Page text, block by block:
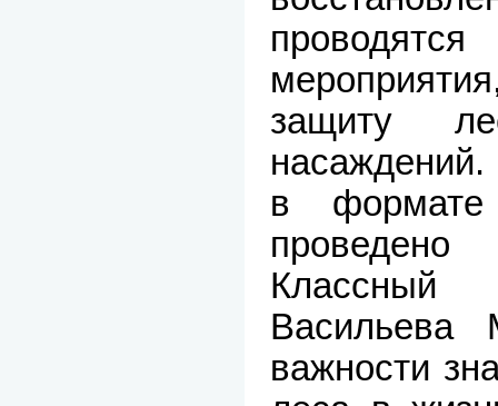
защиту
в формате
Васильева
важности